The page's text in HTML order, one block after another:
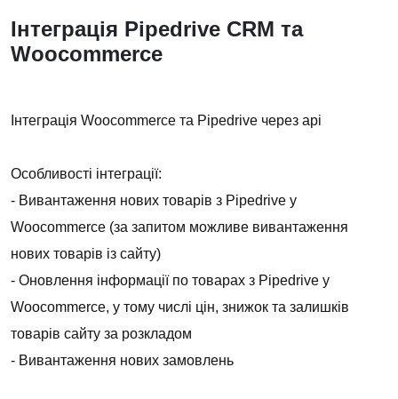
Інтеграція Pipedrive CRM та
Woocommerce
Інтеграція Woocommerce та Pipedrive через api
Особливості інтеграції:
- Вивантаження нових товарів з Pipedrive у
Woocommerce (за запитом можливе вивантаження
нових товарів із сайту)
- Оновлення інформації по товарах з Pipedrive у
Woocommerce, у тому числі цін, знижок та залишків
товарів сайту за розкладом
- Вивантаження нових замовлень